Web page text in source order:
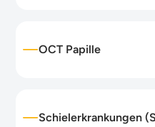
OCT Papille
Schielerkrankungen